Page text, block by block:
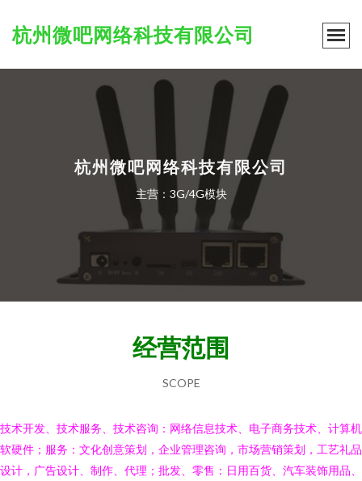
杭州微吧网络科技有限公司
杭州微吧网络科技有限公司
主营：3G/4G模块
经营范围
SCOPE
技术开发、技术服务、技术咨询：网络信息技术、电子商务技术、计算机
软硬件；服务：文化创意策划，企业管理咨询，市场营销策划，工艺礼品
设计，广告设计、制作、代理；批发、零售：日用百货、汽车装饰用品、